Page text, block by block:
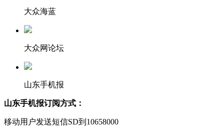
大众海蓝
大众网论坛
山东手机报
山东手机报订阅方式：
移动用户发送短信SD到10658000